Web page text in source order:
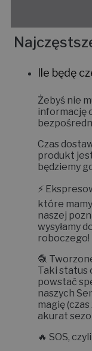
Ile będę
Żebyś nie
informację
Czas
produkt
będziemy
⚡
które
naszej
wysyłamy
roboczego!
🧶
Taki status
powstać
naszych
magię
akurat
🔥 SOS,